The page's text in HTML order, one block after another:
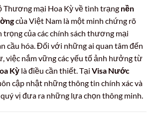
Thương mại Hoa Kỳ về tình trạng nền
của Việt Nam là một minh chứng rõ
trọng của các chính sách thương mại
cầu hóa. Đối với những ai quan tâm đến
việc nắm vững các yếu tố ảnh hưởng từ
Kỳ là điều cần thiết. Tại Visa Nước
cập nhật những thông tin chính xác và
vị đưa ra những lựa chọn thông minh.